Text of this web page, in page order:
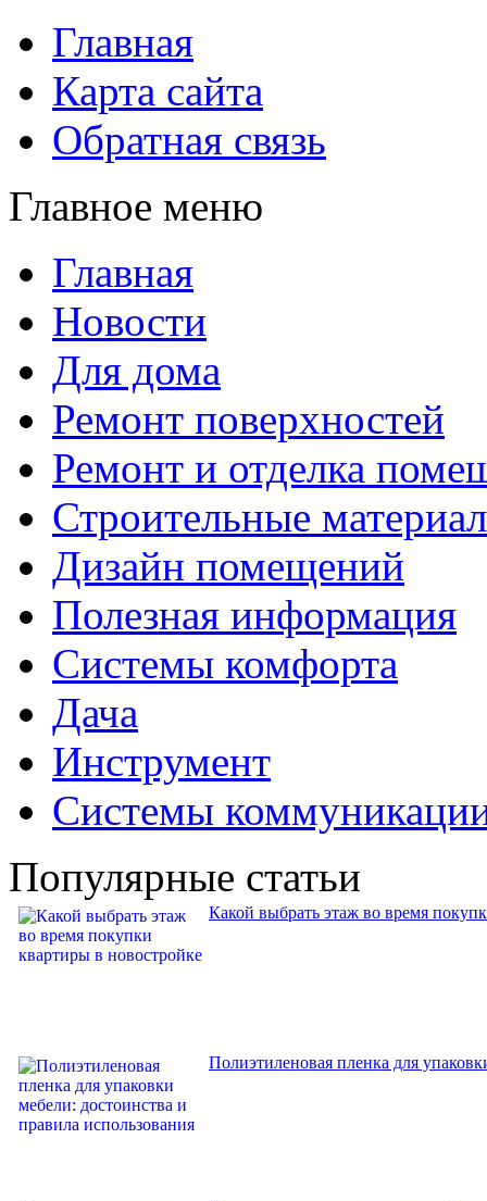
Главная
Карта сайта
Обратная связь
Главное меню
Главная
Новости
Для дома
Ремонт поверхностей
Ремонт и отделка
Строительные
Дизайн помещений
Полезная информация
Системы комфорта
Дача
Инструмент
Системы
Популярные статьи
Какой выбрать этаж во время
Полиэтиленовая пленка для